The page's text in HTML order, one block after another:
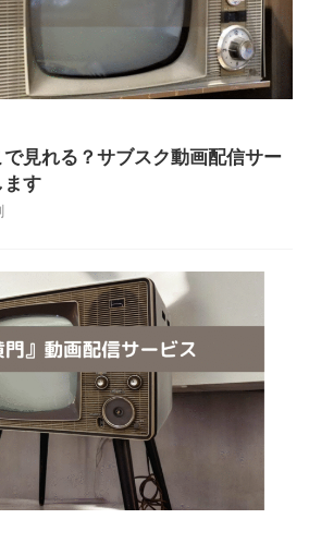
で見れる？サブスク動画配信サー
ます